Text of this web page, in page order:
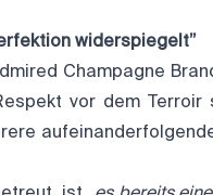
widerspiegelt”
Champagne
vor dem Terroir